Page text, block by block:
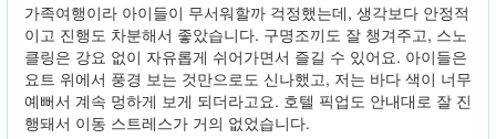
가족여행이라 아이들이 무서워할까 걱정했는데, 생각보다 안정적
이고 진행도 차분해서 좋았습니다. 구명조끼도 잘 챙겨주고, 스노
클링은 강요 없이 자유롭게 쉬어가면서 즐길 수 있어요. 아이들은
요트 위에서 풍경 보는 것만으로도 신나했고, 저는 바다 색이 너무
예뻐서 계속 멍하게 보게 되더라고요. 호텔 픽업도 안내대로 잘 진
행돼서 이동 스트레스가 거의 없었습니다.